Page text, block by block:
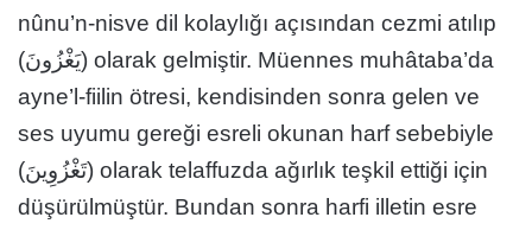
nûnu’n-nisve dil kolaylığı açısından cezmi atılıp
(يَغْزُونَ) olarak gelmiştir. Müennes muhâtaba’da
ayne’l-fiilin ötresi, kendisinden sonra gelen ve
ses uyumu gereği esreli okunan harf sebebiyle
(تَغْزُوِينَ) olarak telaffuzda ağırlık teşkil ettiği için
düşürülmüştür. Bundan sonra harfi illetin esre